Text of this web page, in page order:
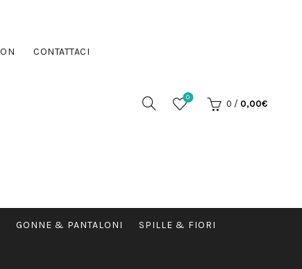
CONTATTACI
0
0 / 0,00€
GONNE & PANTALONI SPILLE & FIORI